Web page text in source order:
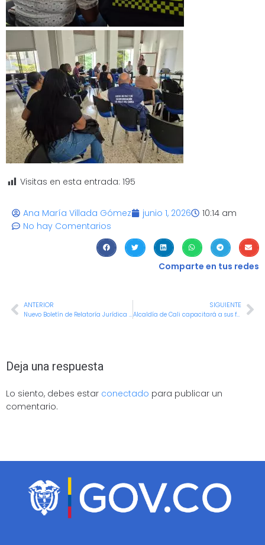
Visitas en esta entrada: 195
Ana María Villada Gómez junio 1, 2026
10:14 am
No hay Comentarios
Comparte en tus redes
ANTERIOR
Nuevo Boletín de Relatoría Jurídica 01-2026 — Legado, finanzas y tecnología para recuperar a Cali
SIGUIENTE
Alcaldía de Cali capacitará a sus funcionarios para contratar con mayor seguridad y cero enredos
Deja una respuesta
Lo siento, debes estar conectado para publicar un
comentario.